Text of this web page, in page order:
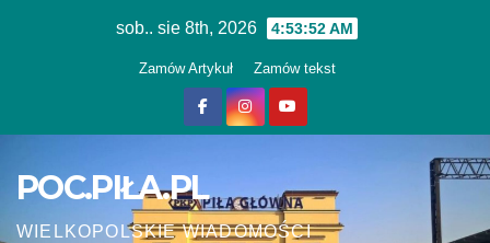
sob.. sie 8th, 2026 4:53:53 AM
Zamów Artykuł Zamów tekst
POC.PIŁA.PL
WIELKOPOLSKIE WIADOMOŚCI